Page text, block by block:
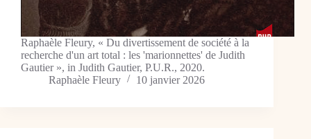
Raphaèle Fleury, « Du divertissement de société à la
recherche d'un art total : les 'marionnettes' de Judith
Gautier », in Judith Gautier, P.U.R., 2020.
Raphaèle Fleury
10 janvier 2026